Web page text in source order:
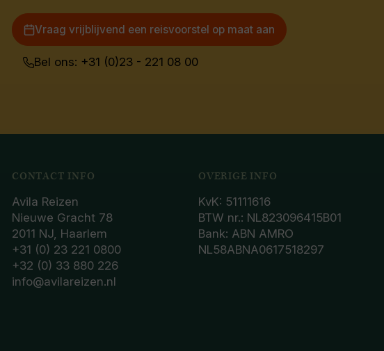
Vraag vrijblijvend een reisvoorstel op maat aan
Bel ons: +31 (0)23 - 221 08 00
CONTACT INFO
Avila Reizen
Nieuwe Gracht 78
2011 NJ, Haarlem
+31 (0) 23 221 0800
+32 (0) 33 880 226
info@avilareizen.nl
OVERIGE INFO
KvK: 51111616
BTW nr.: NL823096415B01
Bank: ABN AMRO
NL58ABNA0617518297